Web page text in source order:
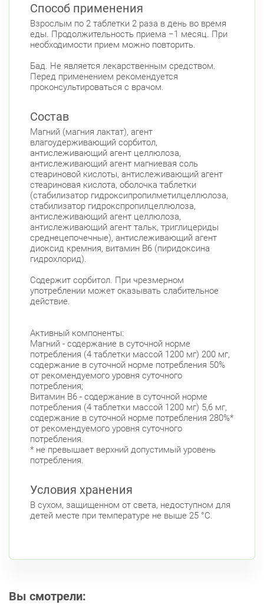
Способ применения
Взрослым по 2 таблетки 2 раза в день во время
еды. Продолжительность приема −1 месяц. При
необходимости прием можно повторить.
Бад. Не является лекарственным средством.
Перед применением рекомендуется
проконсультироваться с врачом.
Состав
Магний (магния лактат), агент
влагоудерживающий сорбитол,
антислеживающий агент целлюлоза,
антислеживающий агент магниевая соль
стеариновой кислоты, антислеживающий агент
стеариновая кислота, оболочка таблетки
(стабилизатор гидроксипропилметилцеллюлоза,
стабилизатор гидрокспропилцеллюлоза,
антислеживающий агент целлюлоза,
антислеживающий агент тальк, триглицериды
среднецепочечные), антислеживающий агент
диоксид кремния, витамин В6 (пиридоксина
гидрохлорид).
Содержит сорбитол. При чрезмерном
употреблении может оказывать слабительное
действие.
Активный компоненты:
Магний - содержание в суточной норме
потребления (4 таблетки массой 1200 мг) 200 мг,
содержание в суточной норме потребления 50%
от рекомендуемого уровня суточного
потребления;
Витамин B6 - содержание в суточной норме
потребления (4 таблетки массой 1200 мг) 5,6 мг,
содержание в суточной норме потребления 280%*
от рекомендуемого уровня суточного
потребления.
* не превышает верхний допустимый уровень
потребления.
Условия хранения
В сухом, защищенном от света, недоступном для
детей месте при температуре не выше 25 °С.
Вы смотрели: